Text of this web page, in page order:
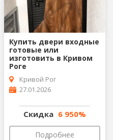
Купить двери входные
готовые или
изготовить в Кривом
Роге
Кривой Рог
27.01.2026
Скидка 6 950%
Подробнее